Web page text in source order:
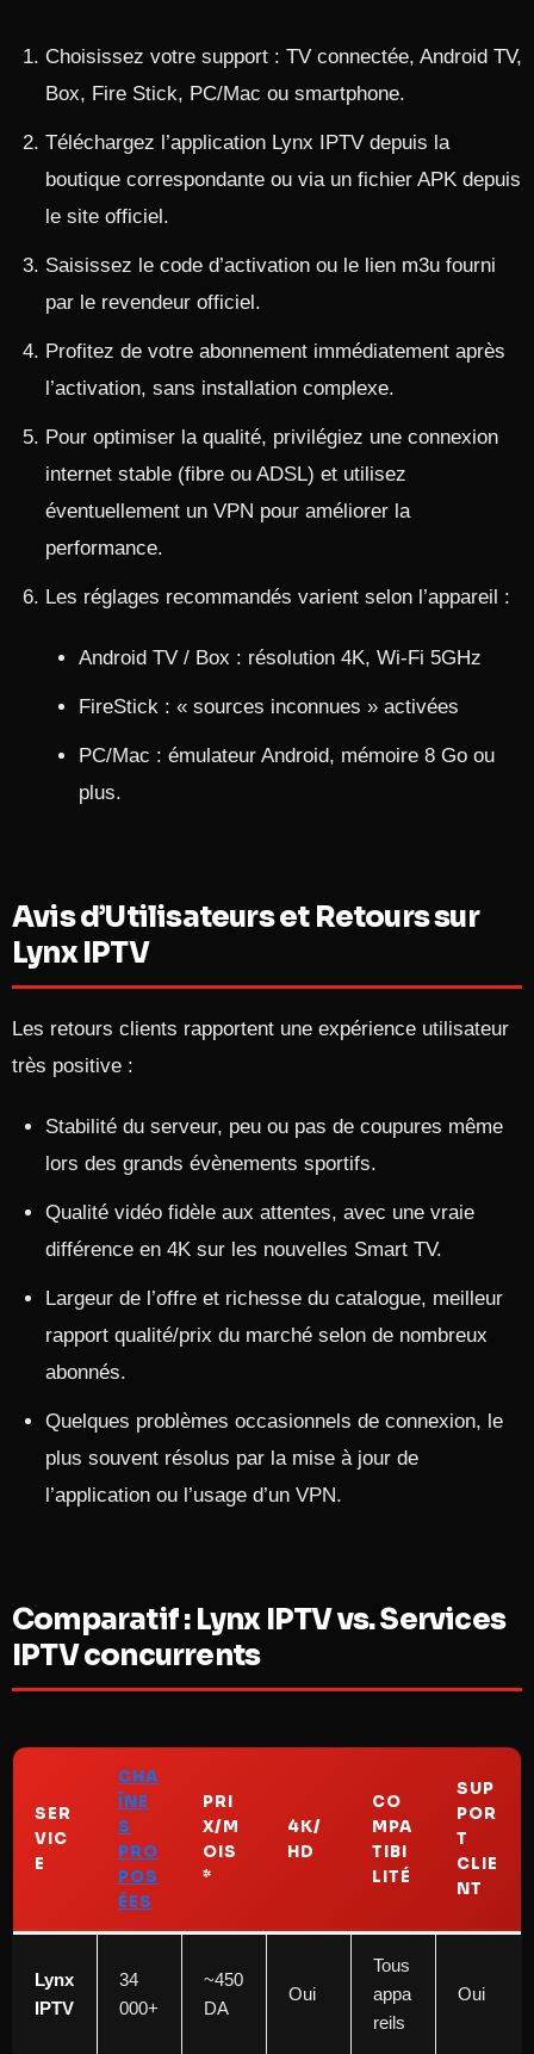
Choisissez votre support : TV connectée, Android TV,
Box, Fire Stick, PC/Mac ou smartphone.
Téléchargez l’application Lynx IPTV depuis la
boutique correspondante ou via un fichier APK depuis
le site officiel.
Saisissez le code d’activation ou le lien m3u fourni
par le revendeur officiel.​
Profitez de votre abonnement immédiatement après
l’activation, sans installation complexe.
Pour optimiser la qualité, privilégiez une connexion
internet stable (fibre ou ADSL) et utilisez
éventuellement un VPN pour améliorer la
performance.​
Les réglages recommandés varient selon l’appareil :
Android TV / Box : résolution 4K, Wi-Fi 5GHz
FireStick : « sources inconnues » activées
PC/Mac : émulateur Android, mémoire 8 Go ou
plus.​
Avis d’Utilisateurs et Retours sur
Lynx IPTV
Les retours clients rapportent une expérience utilisateur
très positive :
Stabilité du serveur, peu ou pas de coupures même
lors des grands évènements sportifs.​
Qualité vidéo fidèle aux attentes, avec une vraie
différence en 4K sur les nouvelles Smart TV.​
Largeur de l’offre et richesse du catalogue, meilleur
rapport qualité/prix du marché selon de nombreux
abonnés.​
Quelques problèmes occasionnels de connexion, le
plus souvent résolus par la mise à jour de
l’application ou l’usage d’un VPN.​
Comparatif : Lynx IPTV vs. Services
IPTV concurrents
SER
VIC
E
CHA
ÎNE
S
PRO
POS
ÉES
PRI
X/M
OIS
*
4K/
HD
CO
MPA
TIBI
LITÉ
SUP
POR
T
CLIE
NT
Lynx
IPTV
34
000+
~450
DA ​
Oui
Tous
appa
reils
Oui